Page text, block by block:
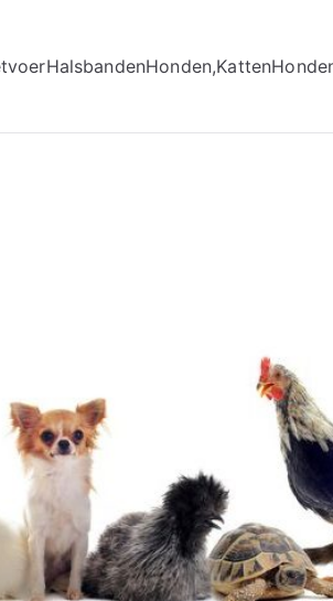
HalsbandenHonden,Katten